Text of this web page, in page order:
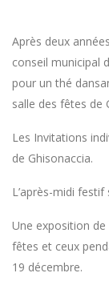
Après deux
conseil municipal
pour un thé
salle des fêtes de
Les Invitations
de Ghisonaccia.
L’après-midi
Une exposition
fêtes et ceux
19 décembre.